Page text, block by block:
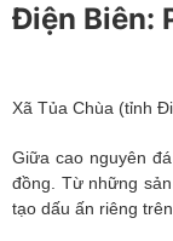
Điện Biên:
Xã Tủa Chùa (tỉnh
Giữa cao nguyên
đồng. Từ những
tạo dấu ấn riêng